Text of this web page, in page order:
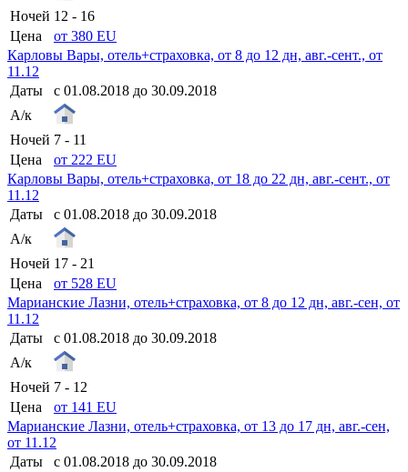
Ночей 12 - 16
Цена
от 380 EU
Карловы Вары, отель+страховка, от 8 до 12 дн, авг.-сент., от
11.12
Даты
с 01.08.2018 до 30.09.2018
А/к
Ночей 7 - 11
Цена
от 222 EU
Карловы Вары, отель+страховка, от 18 до 22 дн, авг.-сент., от
11.12
Даты
с 01.08.2018 до 30.09.2018
А/к
Ночей 17 - 21
Цена
от 528 EU
Марианские Лазни, отель+страховка, от 8 до 12 дн, авг.-сен, от
11.12
Даты
с 01.08.2018 до 30.09.2018
А/к
Ночей 7 - 12
Цена
от 141 EU
Марианские Лазни, отель+страховка, от 13 до 17 дн, авг.-сен,
от 11.12
Даты
с 01.08.2018 до 30.09.2018